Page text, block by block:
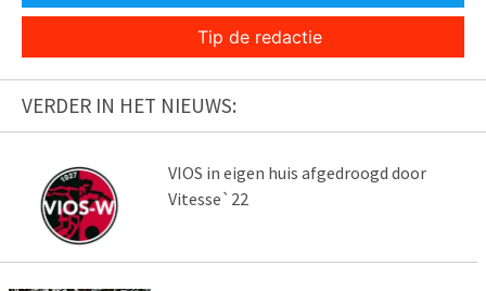
Tip de redactie
VERDER IN HET NIEUWS:
VIOS in eigen huis afgedroogd door
Vitesse`22